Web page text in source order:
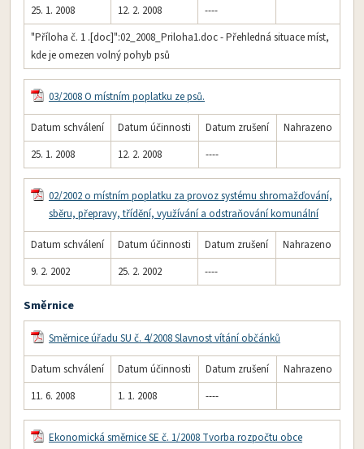
25. 1. 2008
12. 2. 2008
----
"Příloha č. 1 .[doc]":02_2008_Priloha1.doc - Přehledná situace míst,
kde je omezen volný pohyb psů
03/2008 O místním poplatku ze psů.
Datum schválení Datum účinnosti Datum zrušení
Nahrazeno
25. 1. 2008
12. 2. 2008 ----
02/2002 o místním poplatku za provoz systému shromažďování,
sběru, přepravy, třídění, využívání a odstraňování komunální
Datum schválení Datum účinnosti Datum zrušení
Nahrazeno
9. 2. 2002
25. 2. 2002 ----
Směrnice
Směrnice úřadu SU č. 4/2008 Slavnost vítání občánků
Datum schválení Datum účinnosti Datum zrušení
Nahrazeno
11. 6. 2008
1. 1. 2008 ----
Ekonomická směrnice SE č. 1/2008 Tvorba rozpočtu obce